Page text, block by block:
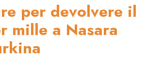
per devolvere il
mille a Nasara